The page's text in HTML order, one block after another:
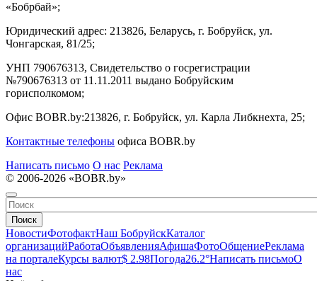
«Бобрбай»;
Юридический адрес: 213826, Беларусь, г. Бобруйск, ул.
Чонгарская, 81/25;
УНП 790676313, Свидетельство о госрегистрации
№790676313 от 11.11.2011 выдано Бобруйским
горисполкомом;
Офис BOBR.by:213826, г. Бобруйск, ул. Карла Либкнехта, 25;
Контактные телефоны офиса BOBR.by
Написать письмо О нас Реклама
© 2006-2026 «BOBR.by»
Поиск
НовостиФотофактНаш БобруйскКаталог
организацийРаботаОбъявленияАфишаФотоОбщениеРеклама
на порталеКурсы валют$ 2.98Погода26.2°Написать письмоО
нас